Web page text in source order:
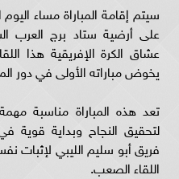
على أرضية ستاد برج العرب
عشاق الكرة الإفريقية هذا
يخوض مباراته الأولى في دور
تعد هذه المباراة مناسبة
لتحقيق النجاح وبداية قوية
فريق أبو سليم الليبي لإثبات
اللقاء الصعب.